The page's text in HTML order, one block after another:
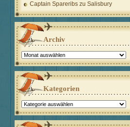
Captain Spareribs zu Salisbury
Archiv
Archiv
Kategorien
Kategorien